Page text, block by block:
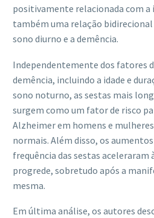
positivamente relacionada com a
também uma relação
sono diurno e a demência.
Independentemente dos fatores
demência, incluindo a idade e
sono noturno, as sestas mais
surgem como um fator de risco
Alzheimer em homens e
normais. Além disso, os
frequência das sestas aceleraram
progrede, sobretudo após a
mesma.
Em última análise, os autores